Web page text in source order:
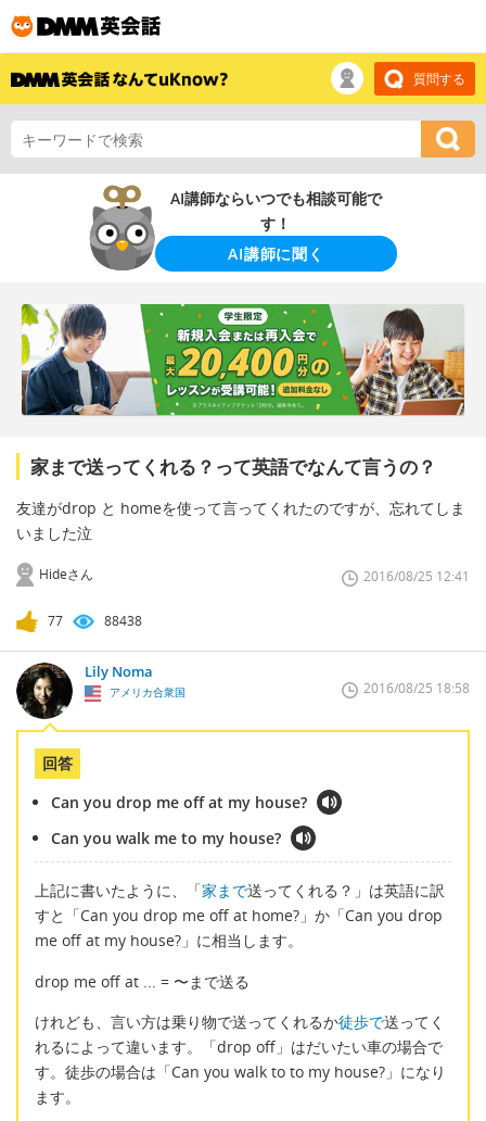
質問する
AI講師ならいつでも相談可能で
す！
AI講師に聞く
家まで送ってくれる？って英語でなんて言うの？
友達がdrop と homeを使って言ってくれたのですが、忘れてしま
いました泣
Hideさん 2016/08/25 12:41
77 88438
Lily Noma
アメリカ合衆国 2016/08/25 18:58
回答
Can you drop me off at my house?
Can you walk me to my house?
上記に書いたように、「家まで送ってくれる？」は英語に訳
すと「Can you drop me off at home?」か「Can you drop
me off at my house?」に相当します。
drop me off at ... = 〜まで送る
けれども、言い方は乗り物で送ってくれるか徒歩で送ってく
れるによって違います。「drop off」はだいたい車の場合で
す。徒歩の場合は「Can you walk to to my house?」になり
ます。